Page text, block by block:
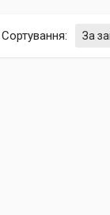
Сортування: